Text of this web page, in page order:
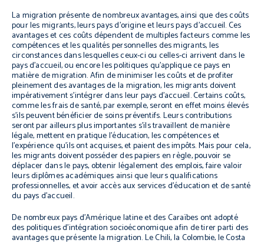
La migration présente de nombreux avantages, ainsi que des coûts
pour les migrants, leurs pays d’origine et leurs pays d’accueil. Ces
avantages et ces coûts dépendent de multiples facteurs comme les
compétences et les qualités personnelles des migrants, les
circonstances dans lesquelles ceux-ci ou celles-ci arrivent dans le
pays d’accueil, ou encore les politiques qu’applique ce pays en
matière de migration. Afin de minimiser les coûts et de profiter
pleinement des avantages de la migration, les migrants doivent
impérativement s’intégrer dans leur pays d’accueil. Certains coûts,
comme les frais de santé, par exemple, seront en effet moins élevés
s’ils peuvent bénéficier de soins préventifs. Leurs contributions
seront par ailleurs plus importantes s’ils travaillent de manière
légale, mettent en pratique l’éducation, les compétences et
l’expérience qu’ils ont acquises, et paient des impôts. Mais pour cela,
les migrants doivent posséder des papiers en règle, pouvoir se
déplacer dans le pays, obtenir légalement des emplois, faire valoir
leurs diplômes académiques ainsi que leurs qualifications
professionnelles, et avoir accès aux services d’éducation et de santé
du pays d’accueil.
De nombreux pays d’Amérique latine et des Caraïbes ont adopté
des politiques d’intégration socioéconomique afin de tirer parti des
avantages que présente la migration. Le Chili, la Colombie, le Costa